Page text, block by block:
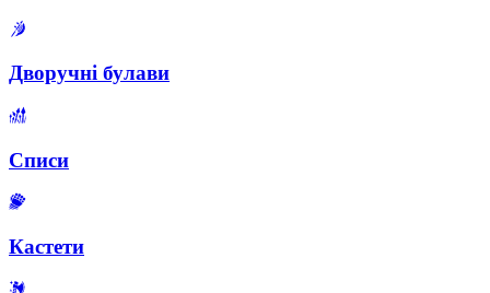
Дворучні булави
Списи
Кастети